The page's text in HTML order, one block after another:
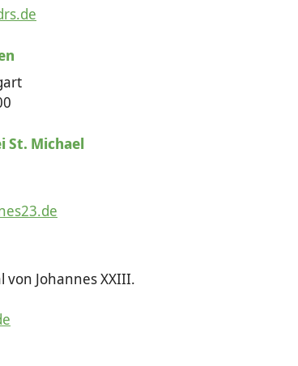
St. Michael
Johannes XXIII.